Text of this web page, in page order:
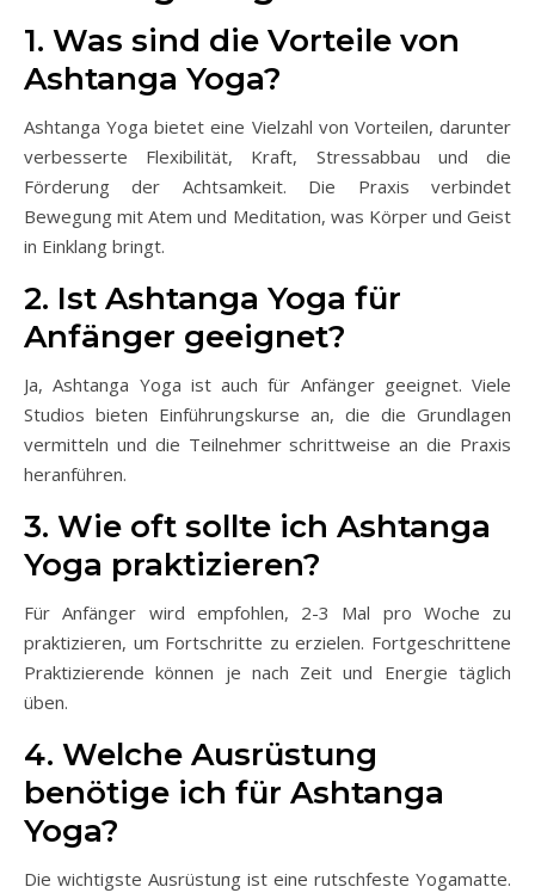
1. Was sind die Vorteile von
Ashtanga Yoga?
Ashtanga Yoga bietet eine Vielzahl von Vorteilen, darunter
verbesserte Flexibilität, Kraft, Stressabbau und die
Förderung der Achtsamkeit. Die Praxis verbindet
Bewegung mit Atem und Meditation, was Körper und Geist
in Einklang bringt.
2. Ist Ashtanga Yoga für
Anfänger geeignet?
Ja, Ashtanga Yoga ist auch für Anfänger geeignet. Viele
Studios bieten Einführungskurse an, die die Grundlagen
vermitteln und die Teilnehmer schrittweise an die Praxis
heranführen.
3. Wie oft sollte ich Ashtanga
Yoga praktizieren?
Für Anfänger wird empfohlen, 2-3 Mal pro Woche zu
praktizieren, um Fortschritte zu erzielen. Fortgeschrittene
Praktizierende können je nach Zeit und Energie täglich
üben.
4. Welche Ausrüstung
benötige ich für Ashtanga
Yoga?
Die wichtigste Ausrüstung ist eine rutschfeste Yogamatte.